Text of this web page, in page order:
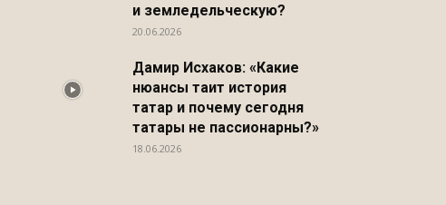
и земледельческую?
20.06.2026
Дамир Исхаков: «Какие
нюансы таит история
татар и почему сегодня
татары не пассионарны?»
18.06.2026